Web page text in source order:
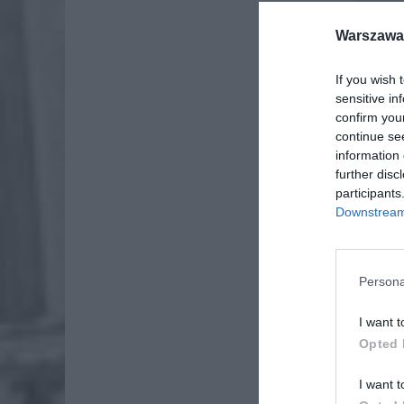
If you wish
sensitive
confirm
continue
information
further
I want
Opted
I want